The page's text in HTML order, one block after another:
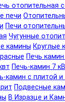
отопительная
печи
Печи
Чугунные
камины Круглые
Печь
Печь-камин 7
камин с плитой
Подвесные
В Изразце и